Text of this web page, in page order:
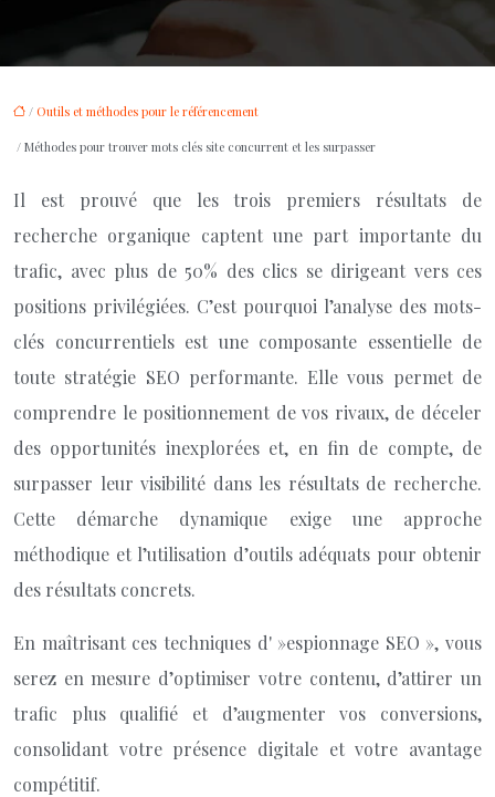
/ Outils et méthodes pour le référencement
/ Méthodes pour trouver mots clés site concurrent et les surpasser
Il est prouvé que les trois premiers résultats de
recherche organique captent une part importante du
trafic, avec plus de 50% des clics se dirigeant vers ces
positions privilégiées. C’est pourquoi l’analyse des mots-
clés concurrentiels est une composante essentielle de
toute stratégie SEO performante. Elle vous permet de
comprendre le positionnement de vos rivaux, de déceler
des opportunités inexplorées et, en fin de compte, de
surpasser leur visibilité dans les résultats de recherche.
Cette démarche dynamique exige une approche
méthodique et l’utilisation d’outils adéquats pour obtenir
des résultats concrets.
En maîtrisant ces techniques d' »espionnage SEO », vous
serez en mesure d’optimiser votre contenu, d’attirer un
trafic plus qualifié et d’augmenter vos conversions,
consolidant votre présence digitale et votre avantage
compétitif.